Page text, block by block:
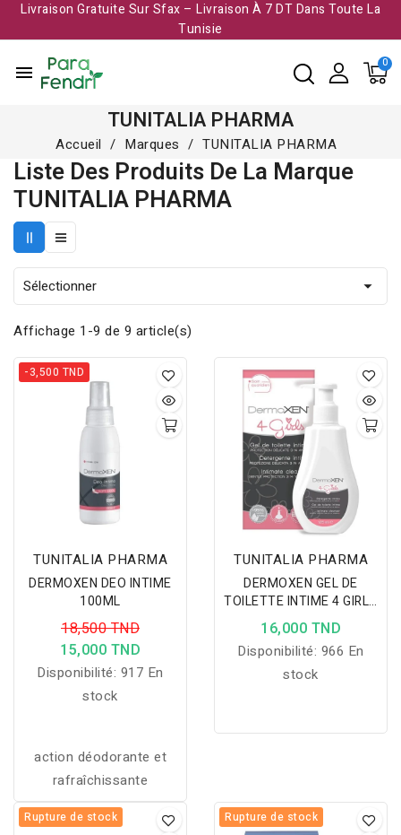
Livraison Gratuite Sur Sfax – Livraison À 7 DT Dans Toute La
Tunisie​
menu
TUNITALIA PHARMA
Accueil Marques TUNITALIA PHARMA
Liste Des Produits De La Marque
TUNITALIA PHARMA
Sélectionner 
Affichage 1-9 de 9 article(s)
-3,500 TND
TUNITALIA PHARMA
DERMOXEN DEO INTIME
100ML
18,500 TND
15,000 TND
Disponibilité: 917 En
stock
action déodorante et
rafraîchissante
TUNITALIA PHARMA
DERMOXEN GEL DE
TOILETTE INTIME 4 GIRLS
125ML
16,000 TND
Disponibilité: 966 En
stock
Rupture de stock Rupture de stock